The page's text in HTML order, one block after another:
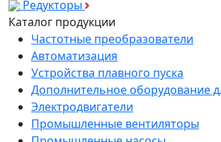
Редукторы
Каталог продукции
Частотные преобразователи
Автоматизация
Устройства плавного пуска
Дополнительное оборудование
Электродвигатели
Промышленные вентиляторы